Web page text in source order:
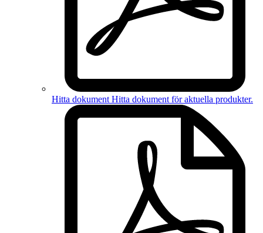
Hitta dokument Hitta dokument föraktuella produkter.